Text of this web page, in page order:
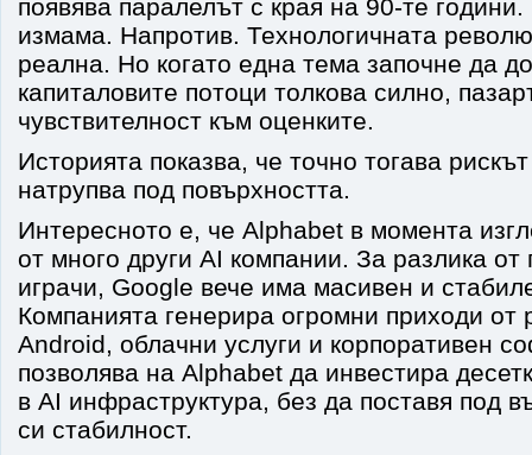
появява паралелът с края на 90-те
измама. Напротив. Технологичната
реална. Но когато една тема започне да
капиталовите потоци толкова силно,
чувствителност към оценките.
Историята показва, че точно тогава
натрупва под повърхността.
Интересното е, че Alphabet в момента
от много други AI компании. За разлика от
играчи, Google вече има масивен и
Компанията генерира огромни приходи от
Android, облачни услуги и корпоративен
позволява на Alphabet да инвестира
в AI инфраструктура, без да поставя под
си стабилност.